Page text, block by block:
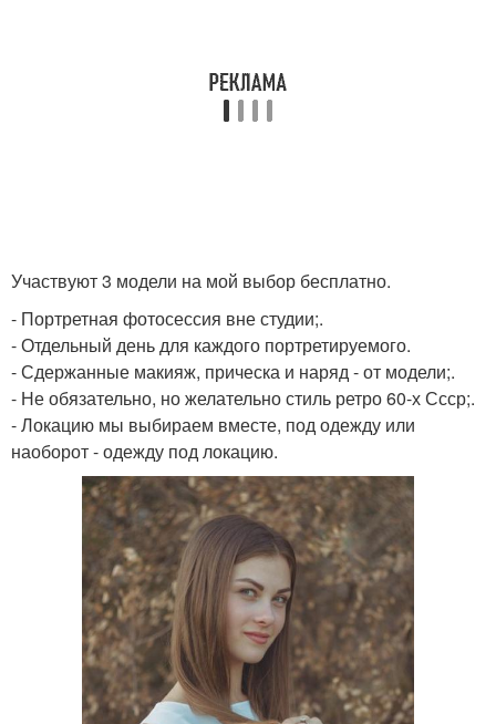
Участвуют 3 модели на мой выбор бесплатно.
- Портретная фотосессия вне студии;.
- Отдельный день для каждого портретируемого.
- Сдержанные макияж, прическа и наряд - от модели;.
- Не обязательно, но желательно стиль ретро 60-х Ссср;.
- Локацию мы выбираем вместе, под одежду или
наоборот - одежду под локацию.